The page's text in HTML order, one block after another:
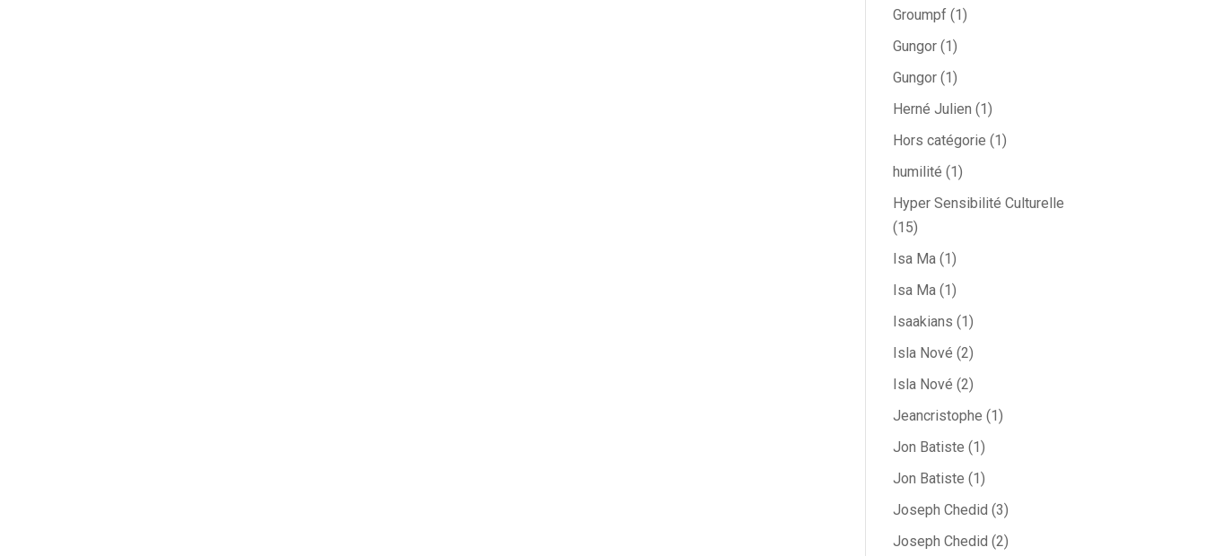
Groumpf(1)
Gungor(1)
Gungor(1)
Herné Julien (1)
Hors catégorie (1)
humilité (1)
Hyper Sensibilité Culturelle
(15)
Isa Ma(1)
Isa Ma(1)
Isaakians (1)
Isla Nové (2)
Isla Nové (2)
Jeancristophe (1)
Jon Batiste (1)
Jon Batiste (1)
Joseph Chedid (3)
Joseph Chedid (2)